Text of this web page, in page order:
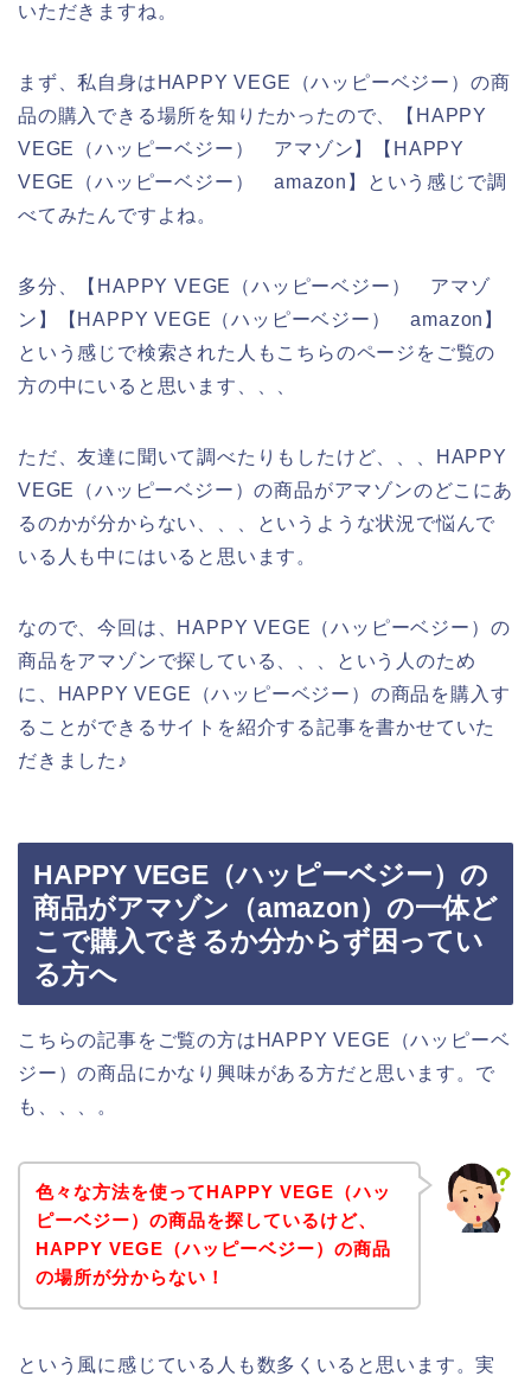
いただきますね。
まず、私自身はHAPPY VEGE（ハッピーベジー）の商
品の購入できる場所を知りたかったので、【HAPPY
VEGE（ハッピーベジー） アマゾン】【HAPPY
VEGE（ハッピーベジー） amazon】という感じで調
べてみたんですよね。
多分、【HAPPY VEGE（ハッピーベジー） アマゾ
ン】【HAPPY VEGE（ハッピーベジー） amazon】
という感じで検索された人もこちらのページをご覧の
方の中にいると思います、、、
ただ、友達に聞いて調べたりもしたけど、、、HAPPY
VEGE（ハッピーベジー）の商品がアマゾンのどこにあ
るのかが分からない、、、というような状況で悩んで
いる人も中にはいると思います。
なので、今回は、HAPPY VEGE（ハッピーベジー）の
商品をアマゾンで探している、、、という人のため
に、HAPPY VEGE（ハッピーベジー）の商品を購入す
ることができるサイトを紹介する記事を書かせていた
だきました♪
HAPPY VEGE（ハッピーベジー）の
商品がアマゾン（amazon）の一体ど
こで購入できるか分からず困ってい
る方へ
こちらの記事をご覧の方はHAPPY VEGE（ハッピーベ
ジー）の商品にかなり興味がある方だと思います。で
も、、、。
色々な方法を使ってHAPPY VEGE（ハッ
ピーベジー）の商品を探しているけど、
HAPPY VEGE（ハッピーベジー）の商品
の場所が分からない！
という風に感じている人も数多くいると思います。実